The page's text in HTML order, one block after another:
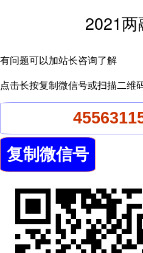
2021
有问题可以加站长咨询了解
点击长按复制微信号或扫描二维